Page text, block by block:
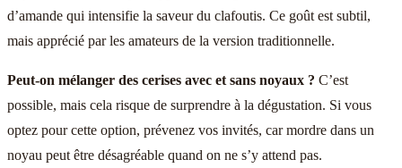
d’amande qui intensifie la saveur du clafoutis. Ce goût est subtil,
mais apprécié par les amateurs de la version traditionnelle.
Peut-on mélanger des cerises avec et sans noyaux ? C’est
possible, mais cela risque de surprendre à la dégustation. Si vous
optez pour cette option, prévenez vos invités, car mordre dans un
noyau peut être désagréable quand on ne s’y attend pas.